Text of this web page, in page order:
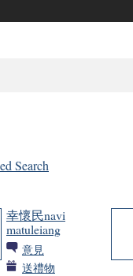
Search
幸懷民navi
matuleiang
意見
送禮物